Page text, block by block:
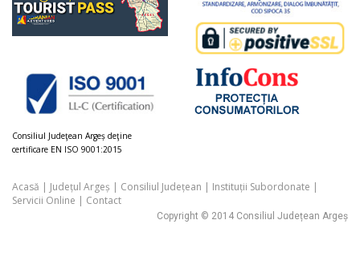
Consiliul Judeţean Argeș deţine
certificare EN ISO 9001:2015
Acasă | Județul Argeș | Consiliul Județean | Instituții Subordonate |
Servicii Online | Contact
Copyright © 2014 Consiliul Județean Argeș